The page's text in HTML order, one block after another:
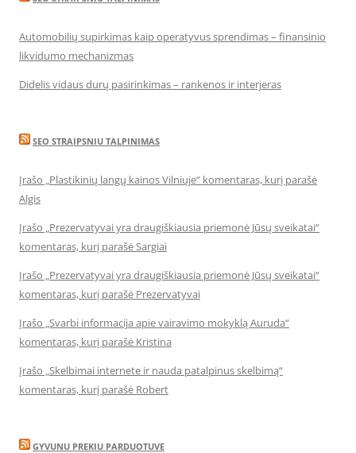
Automobilių supirkimas kaip operatyvus sprendimas – finansinio
likvidumo mechanizmas
Didelis vidaus durų pasirinkimas – rankenos ir interjeras
SEO STRAIPSNIU TALPINIMAS
Įrašo „Plastikinių langų kainos Vilniuje“ komentaras, kurį parašė
Algis
Įrašo „Prezervatyvai yra draugiškiausia priemonė Jūsų sveikatai“
komentaras, kurį parašė Sargiai
Įrašo „Prezervatyvai yra draugiškiausia priemonė Jūsų sveikatai“
komentaras, kurį parašė Prezervatyvai
Įrašo „Svarbi informacija apie vairavimo mokyklą Auruda“
komentaras, kurį parašė Kristina
Įrašo „Skelbimai internete ir nauda patalpinus skelbimą“
komentaras, kurį parašė Robert
GYVUNU PREKIU PARDUOTUVE